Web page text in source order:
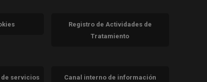
Registro de Actividades de
Tratamiento
servicios
Canal interno de información